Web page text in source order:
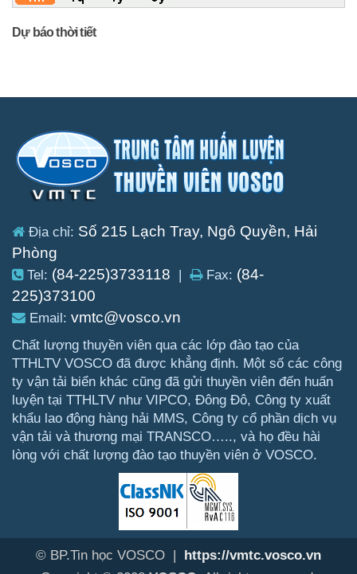
Dự báo thời tiết
Địa chỉ: Số 215 Lạch Tray, Ngô Quyền, Hải
Phòng
Tel: (84-225)3733118 | Fax: (84-
225)373100
Email: vmtc@vosco.vn
Chất lượng thuyền viên qua các lớp đào tạo của
TTHLTV VOSCO đã được khẳng định. Một số các công
ty vận tải biển khác cũng đã gửi thuyền viên đến huấn
luyện tại TTHLTV như VIPCO, Đông Đô, Công ty xuất
khẩu lao động hàng hải MMS, Công ty cổ phần dịch vụ
vận tải và thương mại TRANSCO….., và họ đều hài
lòng với chất lượng đào tạo thuyền viên ở VOSCO.
© BP.Tin học VOSCO |
https://vmtc.vosco.vn